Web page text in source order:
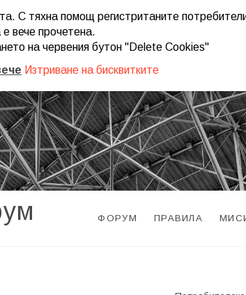
engineers.bg/wp-content/plugins/seo-
ФОРУМ ПРАВИЛА
С тяхна помощ регистританите
вече прочетена.
на червения бутон "Delete Cookies"
Изтриване на бисквитките